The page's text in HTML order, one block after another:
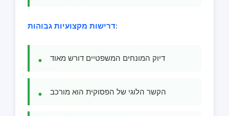
דרישות מקצועיות גבוהות:
דיוק המונחים המשפטיים דורש מאוד
הקשר הלוגי של הפסוקית הוא מורכב